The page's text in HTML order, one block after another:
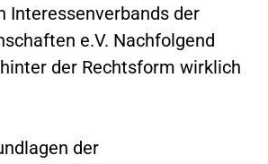
Interessenverbands der
e.V. Nachfolgend
der Rechtsform wirklich
der